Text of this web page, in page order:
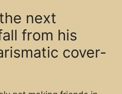
next
from his
cover-